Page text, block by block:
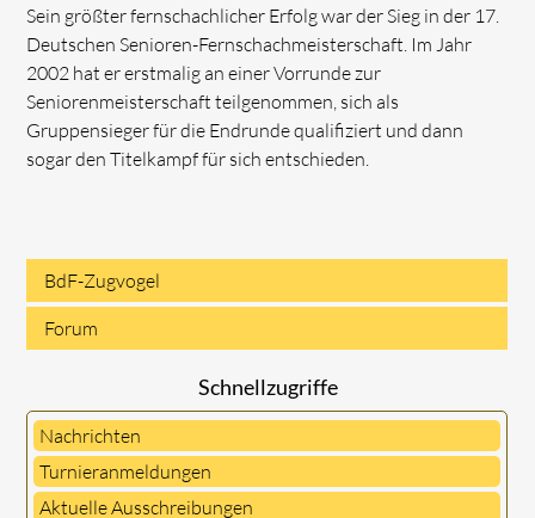
Sein größter fernschachlicher Erfolg war der Sieg in der 17.
Deutschen Senioren-Fernschachmeisterschaft. Im Jahr
2002 hat er erstmalig an einer Vorrunde zur
Seniorenmeisterschaft teilgenommen, sich als
Gruppensieger für die Endrunde qualifiziert und dann
sogar den Titelkampf für sich entschieden.
Navigation
überspringen
BdF-Zugvogel
Forum
Schnellzugriffe
Nachrichten
Turnieranmeldungen
Aktuelle Ausschreibungen